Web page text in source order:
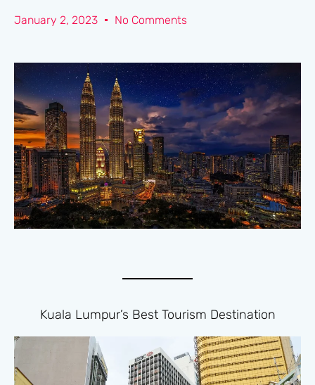
January 2, 2023 No Comments
Kuala Lumpur’s Best Tourism Destination